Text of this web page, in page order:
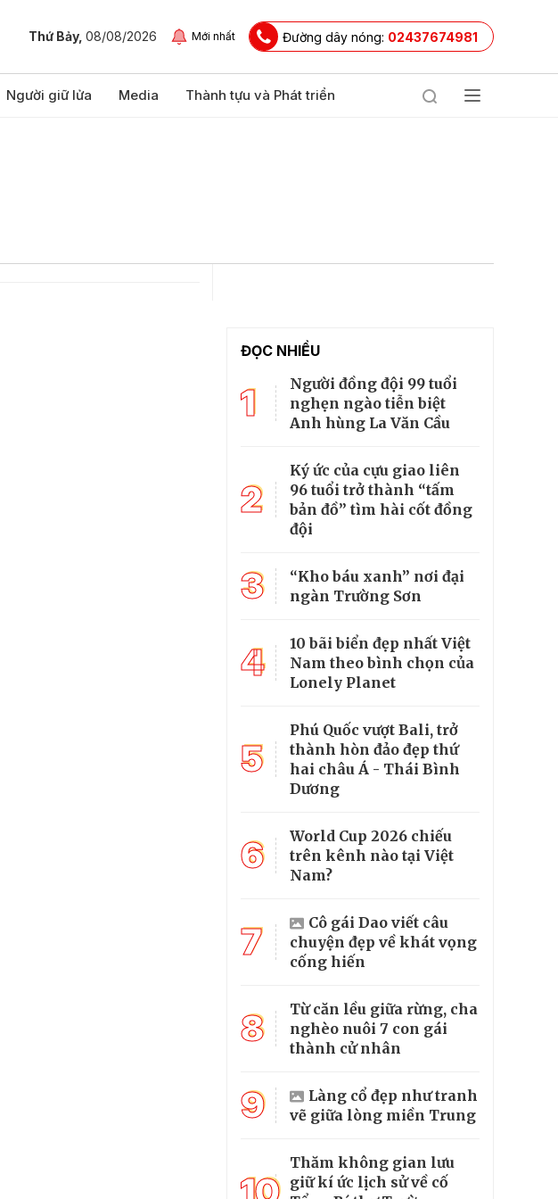
Thứ Bảy, 08/08/2026 Mới nhất Đường dây nóng: 02437674981
Người giữ lửa Media Thành tựu và Phát triển
ĐỌC NHIỀU
1
Người đồng đội 99 tuổi
nghẹn ngào tiễn biệt
Anh hùng La Văn Cầu
2
Ký ức của cựu giao liên
96 tuổi trở thành “tấm
bản đồ” tìm hài cốt đồng
đội
3
“Kho báu xanh” nơi đại
ngàn Trường Sơn
4
10 bãi biển đẹp nhất Việt
Nam theo bình chọn của
Lonely Planet
5
Phú Quốc vượt Bali, trở
thành hòn đảo đẹp thứ
hai châu Á - Thái Bình
Dương
6
World Cup 2026 chiếu
trên kênh nào tại Việt
Nam?
7
Cô gái Dao viết câu
chuyện đẹp về khát vọng
cống hiến
8
Từ căn lều giữa rừng, cha
nghèo nuôi 7 con gái
thành cử nhân
9
Làng cổ đẹp như tranh
vẽ giữa lòng miền Trung
Thăm không gian lưu
giữ kí ức lịch sử về cố